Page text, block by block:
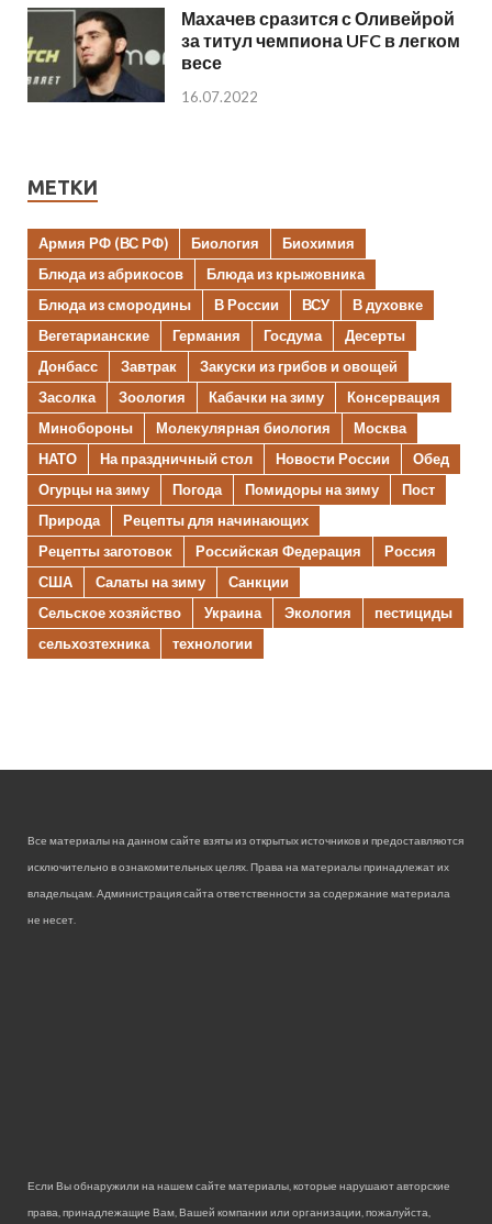
Махачев сразится с Оливейрой
за титул чемпиона UFC в легком
весе
16.07.2022
МЕТКИ
Армия РФ (ВС РФ) Биология
Биохимия
Блюда из абрикосов
Блюда из крыжовника
Блюда из смородины
В России ВСУ
В духовке
Вегетарианские
Германия Госдума
Десерты
Донбасс
Завтрак
Закуски из грибов и овощей
Засолка
Зоология Кабачки на зиму
Консервация
Минобороны
Молекулярная биология
Москва
НАТО
На праздничный стол Новости России
Обед
Огурцы на зиму
Погода Помидоры на зиму
Пост
Природа
Рецепты для начинающих
Рецепты заготовок
Российская Федерация
Россия
США
Салаты на зиму
Санкции
Сельское хозяйство
Украина Экология
пестициды
сельхозтехника
технологии
Все материалы на данном сайте взяты из открытых источников и предоставляются
исключительно в ознакомительных целях. Права на материалы принадлежат их
владельцам. Администрация сайта ответственности за содержание материала
не несет.
Если Вы обнаружили на нашем сайте материалы, которые нарушают авторские
права, принадлежащие Вам, Вашей компании или организации, пожалуйста,